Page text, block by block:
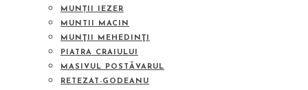
MUNȚII IEZER
MUNTII MACIN
MUNŢII MEHEDINŢI
PIATRA CRAIULUI
MASIVUL POSTĂVARUL
RETEZAT-GODEANU